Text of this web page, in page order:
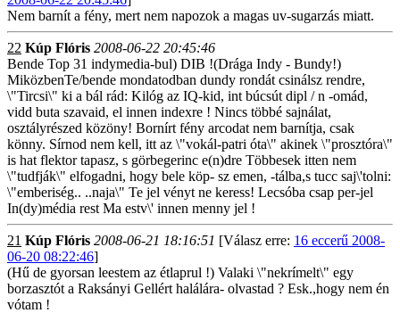
Nem barnít a fény, mert nem napozok a magas uv-sugarzás miatt.
22 Kúp Flóris 2008-06-22 20:45:46
Bende Top 31 indymedia-bul) DIB !(Drága Indy - Bundy!)
MiközbenTe/bende mondatodban dundy rondát csinálsz rendre,
\"Tircsi\" ki a bál rád: Kilóg az IQ-kid, int búcsút dipl / n -omád,
vidd buta szavaid, el innen indexre ! Nincs többé sajnálat,
osztályrészed közöny! Bornírt fény arcodat nem barnítja, csak
könny. Sírnod nem kell, itt az \"vokál-patri óta\" akinek \"prosztóra\"
is hat flektor tapasz, s görbegerinc e(n)dre Többesek itten nem
\"tudfják\" elfogadni, hogy bele köp- sz emen, -tálba,s tucc saj\'tolni:
\"emberiség.. ..naja\" Te jel vényt ne keress! Lecsóba csap per-jel
In(dy)média rest Ma estv\' innen menny jel !
21 Kúp Flóris 2008-06-21 18:16:51 [Válasz erre: 16 eccerű 2008-
06-20 08:22:46]
(Hű de gyorsan leestem az étlaprul !) Valaki \"nekrímelt\" egy
borzasztót a Raksányi Gellért halálára- olvastad ? Esk.,hogy nem én
vótam !